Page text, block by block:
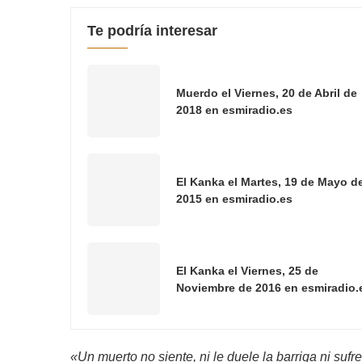
Te podría interesar
Muerdo el Viernes, 20 de Abril de
2018 en esmiradio.es
El Kanka el Martes, 19 de Mayo
2015 en esmiradio.es
El Kanka el Viernes, 25 de
Noviembre de 2016 en
«Un muerto no siente, ni le duele la barriga ni